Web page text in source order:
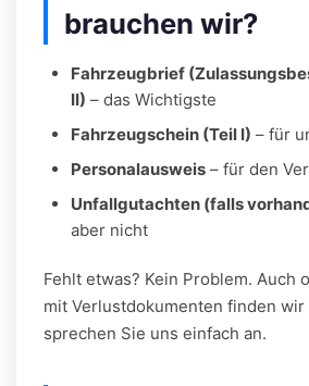
brauchen wir?
Fahrzeugbrief
II) – das Wichtigste
Fahrzeugschein (Teil I) – für
Personalausweis – für den
Unfallgutachten (falls
aber nicht
Fehlt etwas? Kein Problem. Auch
mit Verlustdokumenten finden wir
sprechen Sie uns einfach an.